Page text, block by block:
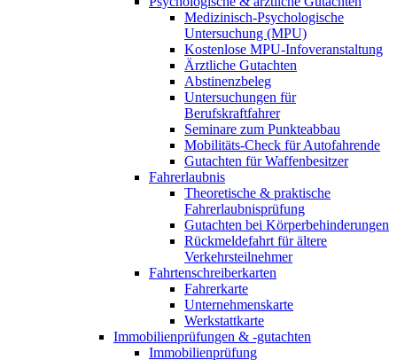
Medizinisch-Psychologische
Untersuchung (MPU)
Kostenlose MPU-Infoveranstaltung
Ärztliche Gutachten
Abstinenzbeleg
Untersuchungen für
Berufskraftfahrer
Seminare zum Punkteabbau
Mobilitäts-Check für Autofahrende
Gutachten für Waffenbesitzer
Fahrerlaubnis
Theoretische & praktische
Fahrerlaubnisprüfung
Gutachten bei Körperbehinderungen
Rückmeldefahrt für ältere
Verkehrsteilnehmer
Fahrtenschreiberkarten
Fahrerkarte
Unternehmenskarte
Werkstattkarte
Immobilienprüfungen & -gutachten
Immobilienprüfung